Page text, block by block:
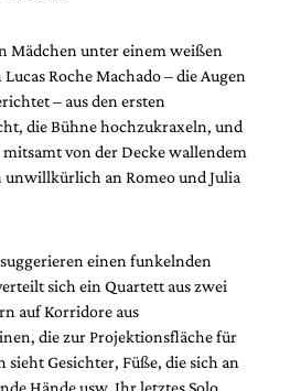
Mädchen unter einem weißen
Roche Machado – die Augen
– aus den ersten
die Bühne hochzukraxeln, und
von der Decke wallendem
unwillkürlich an Romeo und Julia
einen funkelnden
sich ein Quartett aus zwei
auf Korridore aus
die zur Projektionsfläche für
Gesichter, Füße, die sich an
Hände usw. Ihr letztes Solo